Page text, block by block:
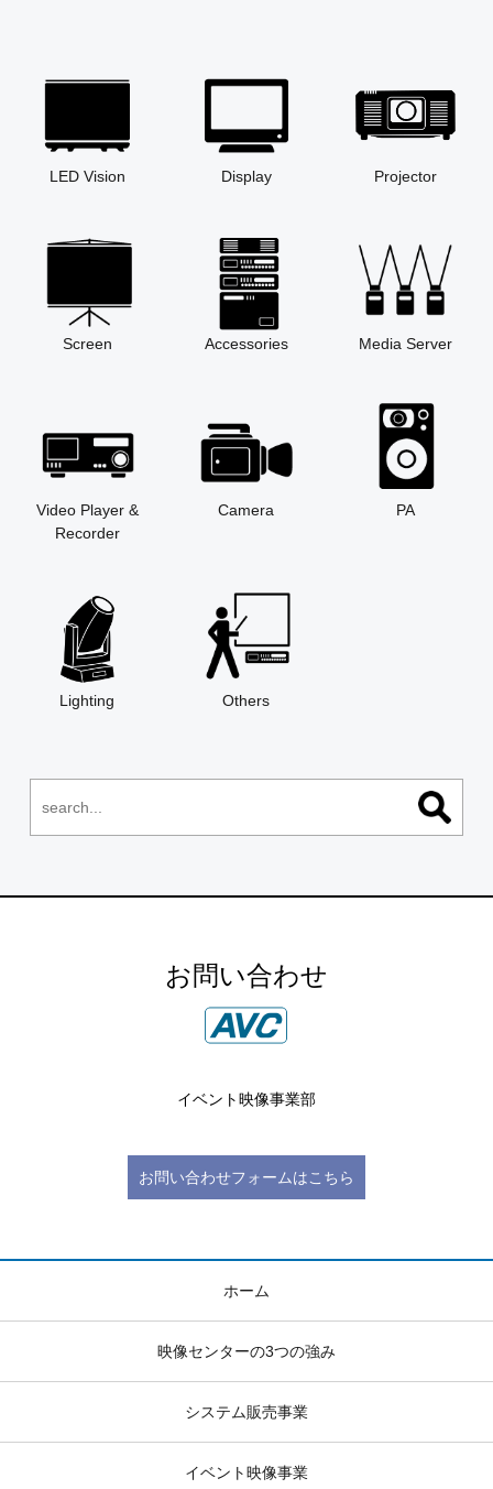
LED Vision Display Projector
Screen Accessories Media Server
Video Player &
Recorder
Camera PA
Lighting Others
お問い合わせ
イベント映像事業部
お問い合わせフォームはこちら
ホーム
映像センターの3つの強み
システム販売事業
イベント映像事業